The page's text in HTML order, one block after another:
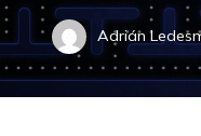
Adrián